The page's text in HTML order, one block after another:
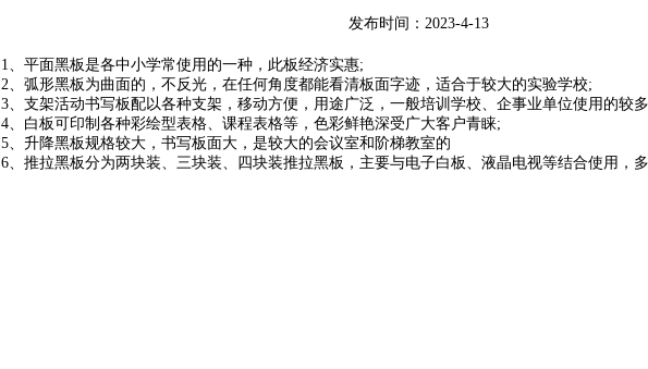
发布时间：2023-4-13
1、平面黑板是各中小学常使用的一种，此板经济实惠;
2、弧形黑板为曲面的，不反光，在任何角度都能看清板面字迹，适合于较大的实验学校;
3、支架活动书写板配以各种支架，移动方便，用途广泛，一般培训学校、企事业单位使用的较
4、白板可印制各种彩绘型表格、课程表格等，色彩鲜艳深受广大客户青睐;
5、升降黑板规格较大，书写板面大，是较大的会议室和阶梯教室的
6、推拉黑板分为两块装、三块装、四块装推拉黑板，主要与电子白板、液晶电视等结合使用，